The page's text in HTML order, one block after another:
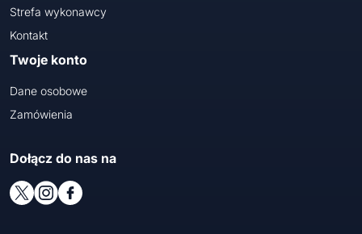
Strefa wykonawcy
Kontakt
Twoje konto
Dane osobowe
Zamówienia
Dołącz do nas na